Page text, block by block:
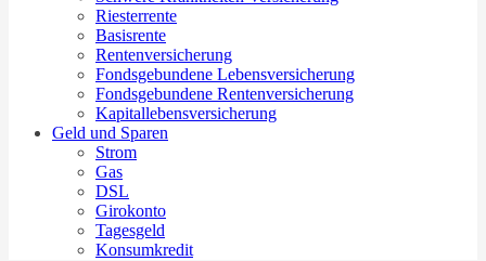
Riesterrente
Basisrente
Rentenversicherung
Fondsgebundene Lebensversicherung
Fondsgebundene Rentenversicherung
Kapitallebensversicherung
Geld und Sparen
Strom
Gas
DSL
Girokonto
Tagesgeld
Konsumkredit